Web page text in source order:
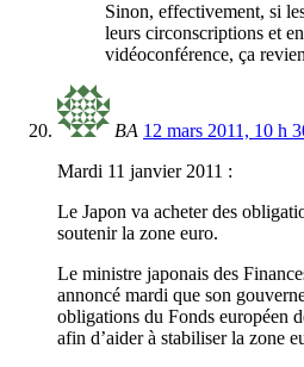
Sinon, effectivement, si
leurs circonscriptions et
vidéoconférence, ça
BA 12 mars 2011, 10 h
Mardi 11 janvier 2011 :
Le Japon va acheter des
soutenir la zone euro.
Le ministre japonais des
annoncé mardi que son
obligations du Fonds européen
afin d’aider à stabiliser la zone